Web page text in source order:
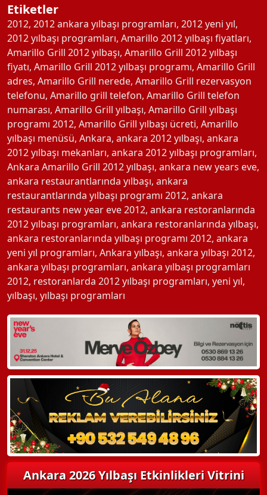
Etiketler
2012, 2012 ankara yılbaşı programları, 2012 yeni yıl,
2012 yılbaşı programları, Amarillo 2012 yılbaşı fiyatları,
Amarillo Grill 2012 yılbaşı, Amarillo Grill 2012 yılbaşı
fiyatı, Amarillo Grill 2012 yılbaşı programı, Amarillo Grill
adres, Amarillo Grill nerede, Amarillo Grill rezervasyon
telefonu, Amarillo grill telefon, Amarillo Grill telefon
numarası, Amarillo Grill yılbaşı, Amarillo Grill yılbaşı
programı 2012, Amarillo Grill yılbaşı ücreti, Amarillo
yılbaşı menüsü, Ankara, ankara 2012 yılbaşı, ankara
2012 yılbaşı mekanları, ankara 2012 yılbaşı programları,
Ankara Amarillo Grill 2012 yılbaşı, ankara new years eve,
ankara restaurantlarında yılbaşı, ankara
restaurantlarında yılbaşı programı 2012, ankara
restaurants new year eve 2012, ankara restoranlarında
2012 yılbaşı programları, ankara restoranlarında yılbaşı,
ankara restoranlarında yılbaşı programı 2012, ankara
yeni yıl programları, Ankara yılbaşı, ankara yılbaşı 2012,
ankara yılbaşı programları, ankara yılbaşı programları
2012, restoranlarda 2012 yılbaşı programları, yeni yıl,
yılbaşı, yılbaşı programları
Ankara 2026 Yılbaşı Etkinlikleri Vitrini